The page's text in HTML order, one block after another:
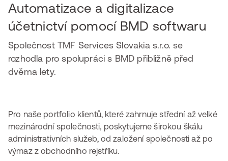
Automatizace a digitalizace
účetnictví pomocí BMD softwaru
Společnost TMF Services Slovakia s.r.o. se
rozhodla pro spolupráci s BMD přibližně před
dvěma lety.
Pro naše portfolio klientů, které zahrnuje střední až velké
mezinárodní společnosti, poskytujeme širokou škálu
administrativních služeb, od založení společnosti až po
výmaz z obchodního rejstříku.